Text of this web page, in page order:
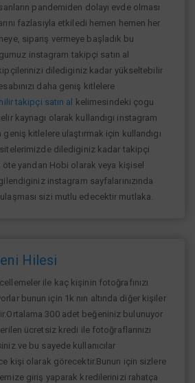
pandemiden dolayı evde olması
fazlasıyla etkiledi hemen hemen her
sipariş vermeye başladık bu
instagram takipçi satın al
dilediginiz kadar yükseltebilir
daha geniş kitlelere
takipçi satın al
kelimesindeki çogu
kaynagı olarak kullandıgı instagram
geniş kitlelere ulaştırmak için kullandıgı
dilediginiz kadar takipçi
öte yandan Hobi olarak veya kişisel
instagram sayfalarınızında
sizi mutlu edecektir mutlaka.
Hilesi
ile kaç kişinin fotoğrafınızı
bunun için 1k nın altında diğer kişiler
300 adet beğeniniz bulunuyor
ücretsiz kredi ile fotoğraflarınızı
ve bu sayede kullanıcılar
kişi olarak görecektir.Bunun için sizlere
giriş yaparak kredilerinizi rahatça